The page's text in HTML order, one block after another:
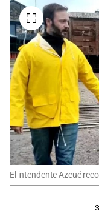
El intendente Azcué